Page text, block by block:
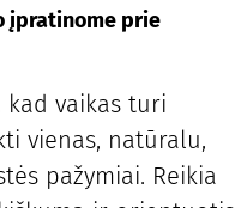
įpratinome prie
kad vaikas turi
vienas, natūralu,
pažymiai. Reikia